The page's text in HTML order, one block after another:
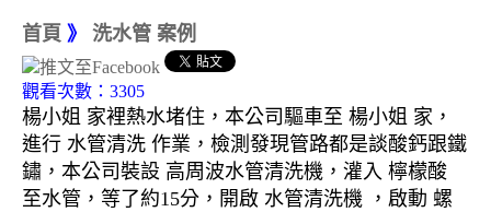
首頁 》 洗水管 案例
觀看次數：3305
楊小姐 家裡熱水堵住，本公司驅車至 楊小姐 家，
進行 水管清洗 作業，檢測發現管路都是談酸鈣跟鐵
鏽，本公司裝設 高周波水管清洗機，灌入 檸檬酸
至水管，等了約15分，開啟 水管清洗機 ，啟動 螺